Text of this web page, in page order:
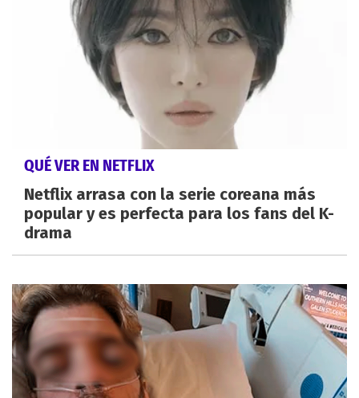
QUÉ VER EN NETFLIX
Netflix arrasa con la serie coreana más
popular y es perfecta para los fans del K-
drama